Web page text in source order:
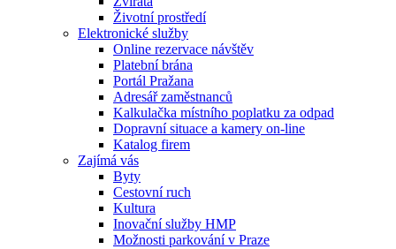
Životní prostředí
Elektronické služby
Online rezervace návštěv
Platební brána
Portál Pražana
Adresář zaměstnanců
Kalkulačka místního poplatku za odpad
Dopravní situace a kamery on-line
Katalog firem
Zajímá vás
Byty
Cestovní ruch
Kultura
Inovační služby HMP
Možnosti parkování v Praze